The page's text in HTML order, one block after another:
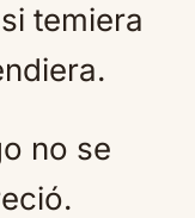
temiera
no se